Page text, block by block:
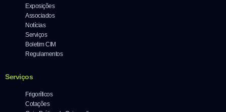
Exposições
Associados
Notícias
Serviços
Boletim CIM
Regulamentos
Serviços
Frigoríficos
Cotações